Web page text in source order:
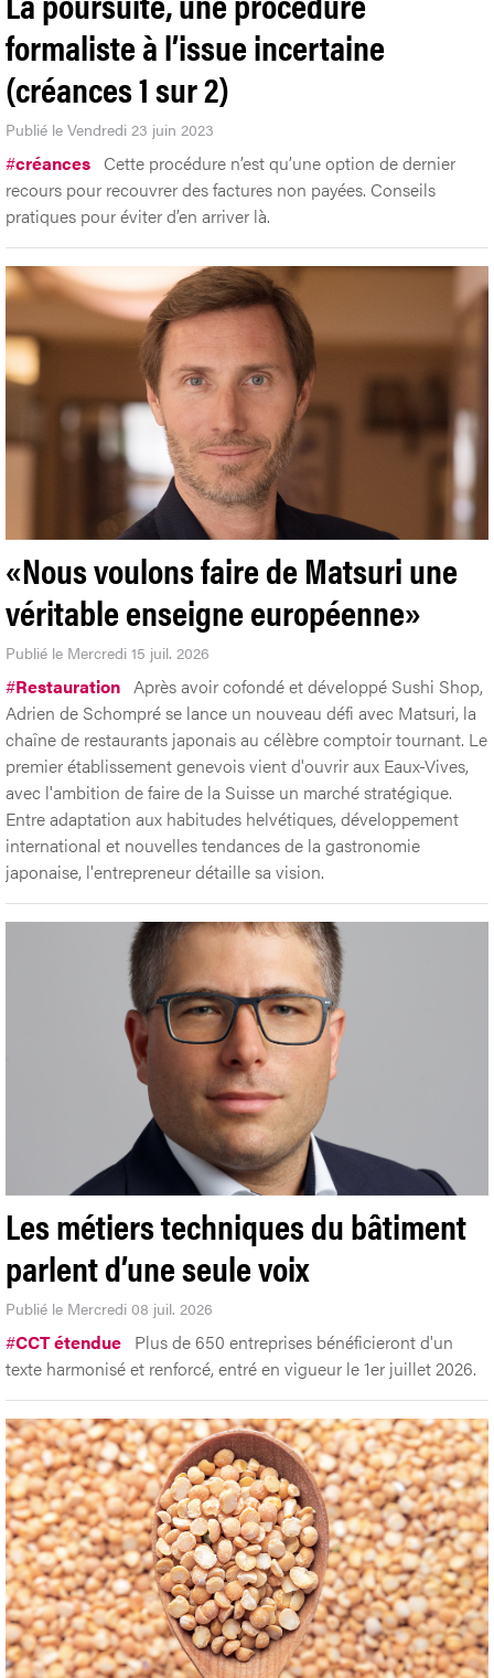
formaliste à l’issue incertaine
(créances 1 sur 2)
Publié le Vendredi 23 juin 2023
#créances Cette procédure n’est qu’une option de dernier
recours pour recouvrer des factures non payées. Conseils
pratiques pour éviter d’en arriver là.
«Nous voulons faire de Matsuri une
véritable enseigne européenne»
Publié le Mercredi 15 juil. 2026
#Restauration Après avoir cofondé et développé Sushi Shop,
Adrien de Schompré se lance un nouveau défi avec Matsuri, la
chaîne de restaurants japonais au célèbre comptoir tournant. Le
premier établissement genevois vient d'ouvrir aux Eaux-Vives,
avec l'ambition de faire de la Suisse un marché stratégique.
Entre adaptation aux habitudes helvétiques, développement
international et nouvelles tendances de la gastronomie
japonaise, l'entrepreneur détaille sa vision.
Les métiers techniques du bâtiment
parlent d’une seule voix
Publié le Mercredi 08 juil. 2026
#CCT étendue Plus de 650 entreprises bénéficieront d'un
texte harmonisé et renforcé, entré en vigueur le 1er juillet 2026.